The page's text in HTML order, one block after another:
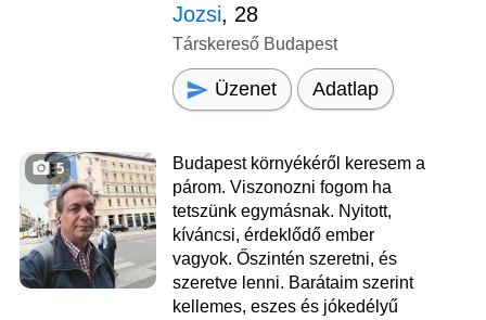
Jozsi, 28
Társkereső Budapest
Üzenet Adatlap
5
Budapest környékéről keresem a
párom. Viszonozni fogom ha
tetszünk egymásnak. Nyitott,
kíváncsi, érdeklődő ember
vagyok. Őszintén szeretni, és
szeretve lenni. Barátaim szerint
kellemes, eszes és jókedélyű